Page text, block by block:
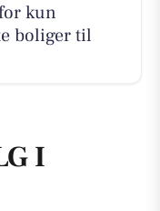
kun
boliger til
I